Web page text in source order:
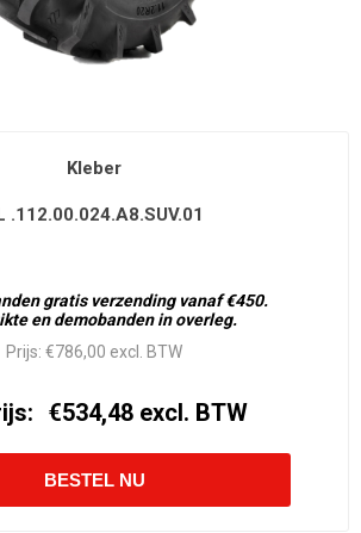
Kleber
.112.00.024.A8.SUV.01
gratis verzending vanaf €450.
en demobanden in overleg.
Prijs: €786,00 excl. BTW
€534,48 excl. BTW